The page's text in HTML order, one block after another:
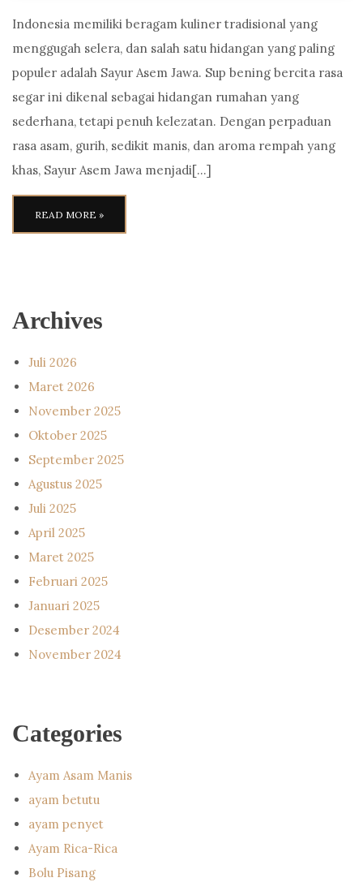
Indonesia memiliki beragam kuliner tradisional yang
menggugah selera, dan salah satu hidangan yang paling
populer adalah Sayur Asem Jawa. Sup bening bercita rasa
segar ini dikenal sebagai hidangan rumahan yang
sederhana, tetapi penuh kelezatan. Dengan perpaduan
rasa asam, gurih, sedikit manis, dan aroma rempah yang
khas, Sayur Asem Jawa menjadi[…]
READ MORE »
Archives
Juli 2026
Maret 2026
November 2025
Oktober 2025
September 2025
Agustus 2025
Juli 2025
April 2025
Maret 2025
Februari 2025
Januari 2025
Desember 2024
November 2024
Categories
Ayam Asam Manis
ayam betutu
ayam penyet
Ayam Rica-Rica
Bolu Pisang